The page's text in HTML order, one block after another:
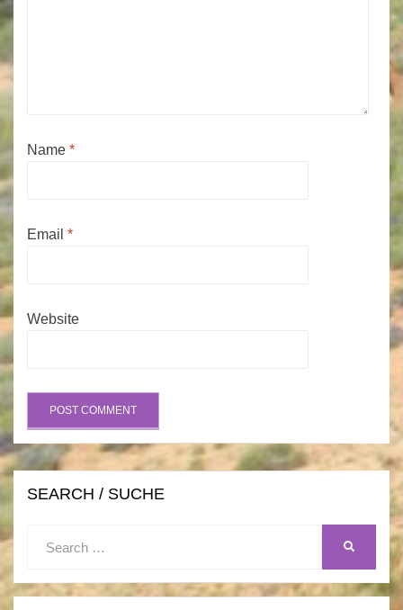
Name *
Email *
Website
SEARCH / SUCHE
SEARCH